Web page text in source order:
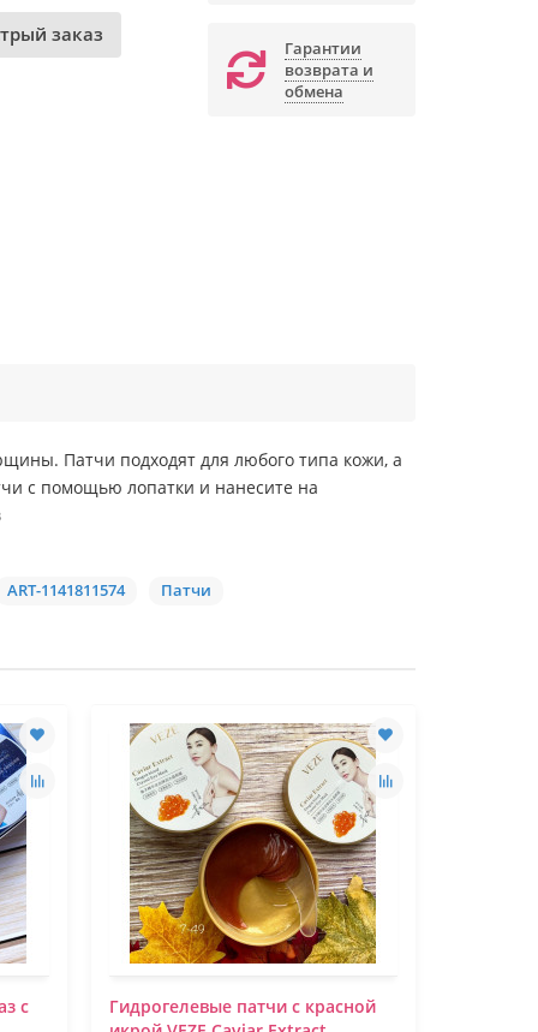
заказ
Гарантии
возврата и
обмена
Патчи подходят для любого типа кожи, а
с помощью лопатки и нанесите на
ART-1141811574 Патчи
с
Гидрогелевые патчи с красной